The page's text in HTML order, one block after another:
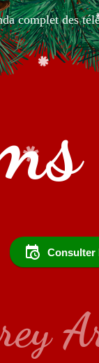
complet des
Consulter